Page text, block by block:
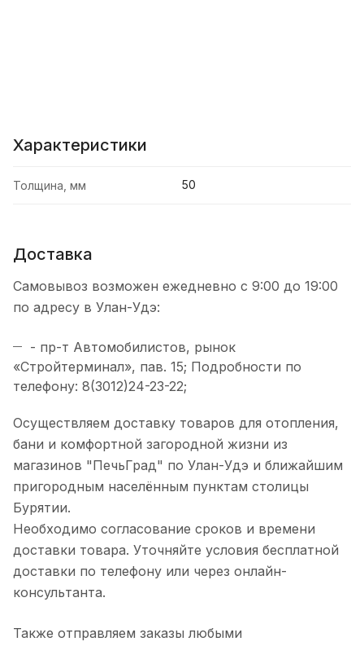
Характеристики
Толщина, мм 50
Доставка
Самовывоз возможен ежедневно с 9:00 до 19:00
по адресу в Улан-Удэ:
- пр-т Автомобилистов, рынок
«Стройтерминал», пав. 15; Подробности по
телефону: 8(3012)24-23-22;
Осуществляем доставку товаров для отопления,
бани и комфортной загородной жизни из
магазинов "ПечьГрад" по Улан-Удэ и ближайшим
пригородным населённым пунктам столицы
Бурятии.
Необходимо согласование сроков и времени
доставки товара. Уточняйте условия бесплатной
доставки по телефону или через онлайн-
консультанта.
Также отправляем заказы любыми